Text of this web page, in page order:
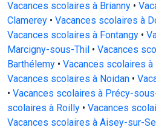
Vacances scolaires à Brianny •
Clamerey • Vacances scolaires à
Vacances scolaires à Fontangy •
Marcigny-sous-Thil • Vacances
Barthélemy • Vacances scolaires
Vacances scolaires à Noidan •
• Vacances scolaires à Précy-
scolaires à Roilly • Vacances
Vacances scolaires à Aisey-sur-